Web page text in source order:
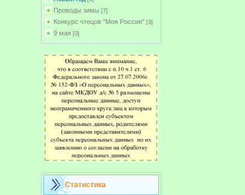
Проводы зимы [7]
Конкурс чтецов "Моя Россия" [3]
9 мая [0]
Статистика